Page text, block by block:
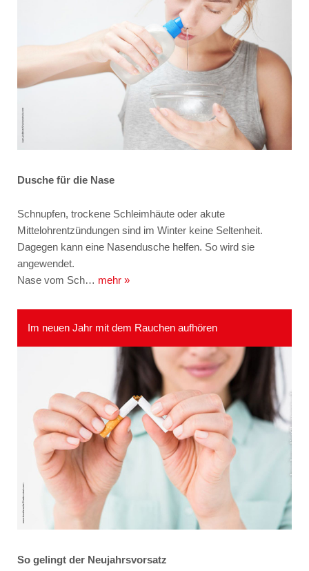
Dusche für die Nase
Schnupfen, trockene Schleimhäute oder akute
Mittelohrentzündungen sind im Winter keine Seltenheit.
Dagegen kann eine Nasendusche helfen. So wird sie
angewendet.
Nase vom Sch… mehr »
Im neuen Jahr mit dem Rauchen aufhören
So gelingt der Neujahrsvorsatz